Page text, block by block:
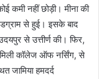
कमी नहीं छोड़ी। मीना की
मडग्राम से हुई। इसके बाद
से उत्तीर्ण की। फिर,
कॉलेज ऑफ नर्सिंग, से
जामिया हमदर्द